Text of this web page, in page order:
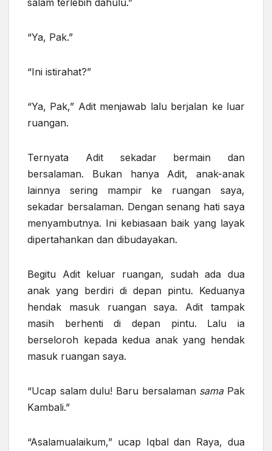
salam terlebih dahulu.”
“Ya, Pak.”
“Ini istirahat?”
“Ya, Pak,” Adit menjawab lalu berjalan ke luar
ruangan.
Ternyata Adit sekadar bermain dan
bersalaman. Bukan hanya Adit, anak-anak
lainnya sering mampir ke ruangan saya,
sekadar bersalaman. Dengan senang hati saya
menyambutnya. Ini kebiasaan baik yang layak
dipertahankan dan dibudayakan.
Begitu Adit keluar ruangan, sudah ada dua
anak yang berdiri di depan pintu. Keduanya
hendak masuk ruangan saya. Adit tampak
masih berhenti di depan pintu. Lalu ia
berseloroh kepada kedua anak yang hendak
masuk ruangan saya.
“Ucap salam dulu! Baru bersalaman samaPak
Kambali.”
“Asalamualaikum,” ucap Iqbal dan Raya, dua